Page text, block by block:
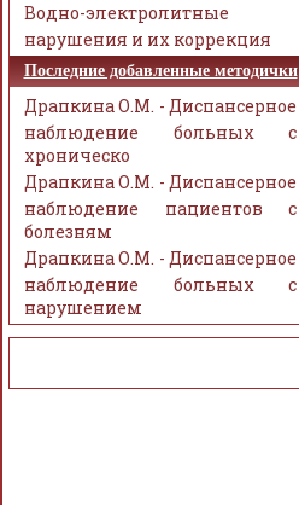
Водно-электролитные
нарушения и их коррекция
Последние добавленные методички
Драпкина О.М. - Диспансерное
наблюдение больных с
хроническо
Драпкина О.М. - Диспансерное
наблюдение пациентов с
болезням
Драпкина О.М. - Диспансерное
наблюдение больных с
нарушением